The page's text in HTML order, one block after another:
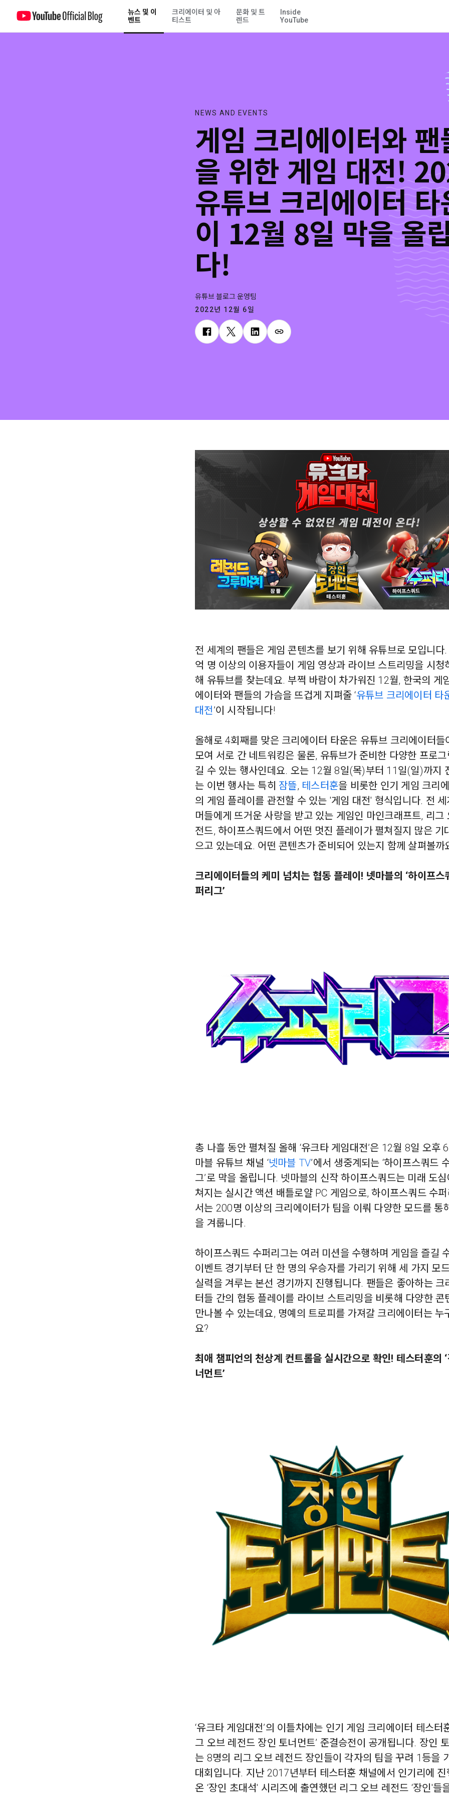
뉴스 및 이
벤트
크리에이터 및 아
티스트
문화 및 트
렌드
Inside
YouTube
게임 크리에이터와 팬들을 위한 게임 대전! 2022 유튜브 크리에이터 타운이 12월 8일 막을 올립니다!
NEWS AND EVENTS
게임 크리에이터와 팬
을 위한 게임 대전!
유튜브 크리에이터 타
이 12월 8일 막을 올
다!
유튜브 블로그 운영팀
2022년 12월 6일
전 세계의 팬들은 게임 콘텐츠를 보기 위해 유튜브로 모입니다
억 명 이상의 이용자들이 게임 영상과 라이브 스트리밍을 시청
해 유튜브를 찾는데요. 부쩍 바람이 차가워진 12월, 한국의 게
에이터와 팬들의 가슴을 뜨겁게 지펴줄 ‘유튜브 크리에이터 타
대전’이 시작됩니다!
올해로 4회째를 맞은 크리에이터 타운은 유튜브 크리에이터들
모여 서로 간 네트워킹은 물론, 유튜브가 준비한 다양한 프로
길 수 있는 행사인데요. 오는 12월 8일(목)부터 11일(일)까지
는 이번 행사는 특히 잠뜰, 테스터훈을 비롯한 인기 게임 크리
의 게임 플레이를 관전할 수 있는 '게임 대전' 형식입니다. 전
머들에게 뜨거운 사랑을 받고 있는 게임인 마인크래프트, 리그
전드, 하이프스쿼드에서 어떤 멋진 플레이가 펼쳐질지 많은 기
으고 있는데요. 어떤 콘텐츠가 준비되어 있는지 함께 살펴볼까
크리에이터들의 케미 넘치는 협동 플레이! 넷마블의 ‘하이프스
퍼리그’
총 나흘 동안 펼쳐질 올해 ‘유크타 게임대전’은 12월 8일 오후
마블 유튜브 채널 ‘넷마블 TV’에서 생중계되는 ‘하이프스쿼드
그’로 막을 올립니다. 넷마블의 신작 하이프스쿼드는 미래 도
쳐지는 실시간 액션 배틀로얄 PC 게임으로, 하이프스쿼드 수
서는 200명 이상의 크리에이터가 팀을 이뤄 다양한 모드를 통
을 겨룹니다.
하이프스쿼드 수퍼리그는 여러 미션을 수행하며 게임을 즐길
이벤트 경기부터 단 한 명의 우승자를 가리기 위해 세 가지 모
실력을 겨루는 본선 경기까지 진행됩니다. 팬들은 좋아하는 크
터들 간의 협동 플레이를 라이브 스트리밍을 비롯해 다양한 콘
만나볼 수 있는데요, 명예의 트로피를 가져갈 크리에이터는 누
요?
최애 챔피언의 천상계 컨트롤을 실시간으로 확인! 테스터훈의
너먼트’
‘유크타 게임대전’의 이틀차에는 인기 게임 크리에이터 테스터
그 오브 레전드 장인 토너먼트’ 준결승전이 공개됩니다. 장인
는 8명의 리그 오브 레전드 장인들이 각자의 팀을 꾸려 1등을
대회입니다. 지난 2017년부터 테스터훈 채널에서 인기리에 진
온 ‘장인 초대석' 시리즈에 출연했던 리그 오브 레전드 ‘장인'들